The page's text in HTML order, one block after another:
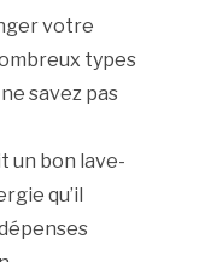
votre
types
savez pas
un bon lave-
qu’il